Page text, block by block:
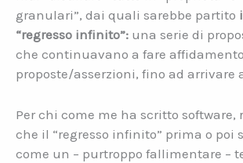
granulari”, dai quali sarebbe partito
“regresso infinito”: una serie di
che continuavano a fare
proposte/asserzioni, fino ad arrivare
Per chi come me ha scritto
che il “regresso infinito” prima o poi
come un – purtroppo fallimentare –